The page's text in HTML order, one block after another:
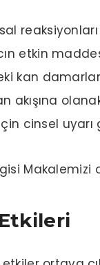
etkin
kan
cinsel uyarı
Makalemizi